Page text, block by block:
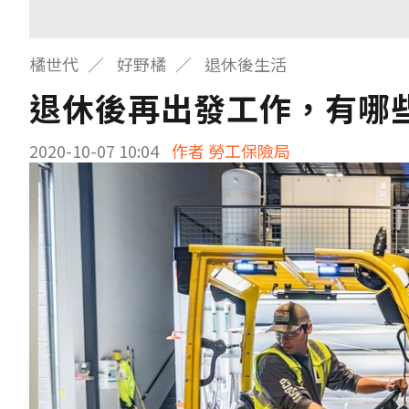
橘世代 好野橘 退休後生活
退休後再出發工作，有哪
2020-10-07 10:04 作者 勞工保險局